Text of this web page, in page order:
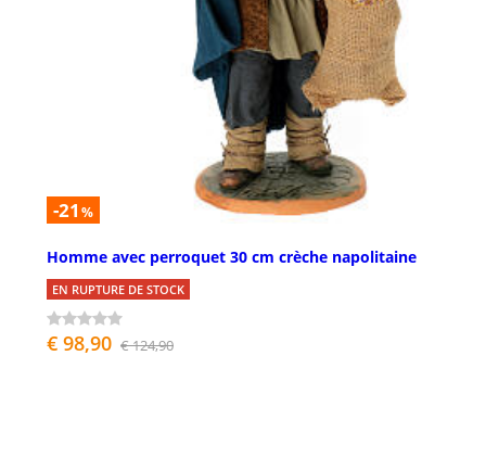
-21 %
Homme avec perroquet 30 cm crèche napolitaine
EN RUPTURE DE STOCK
€ 98,90 € 124,90